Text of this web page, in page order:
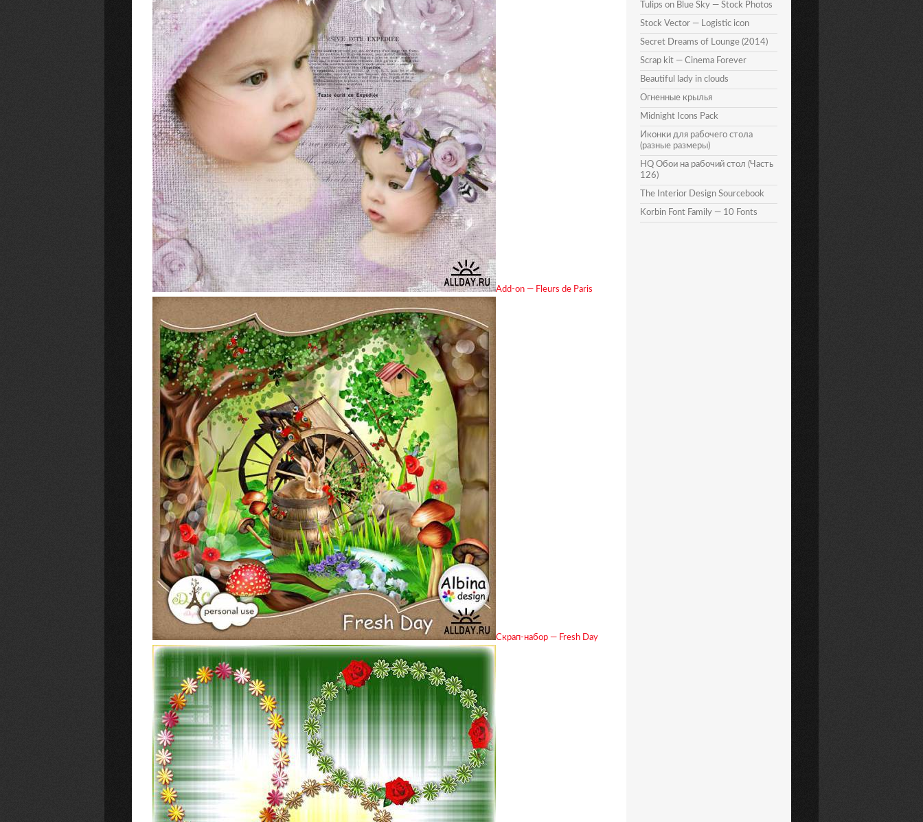
Add-on — Fleurs de Paris
Скрап-набор — Fresh Day
Tulips on Blue Sky — Stock Photos
Stock Vector — Logistic icon
Secret Dreams of Lounge (2014)
Scrap kit — Cinema Forever
Beautiful lady in clouds
Огненные крылья
Midnight Icons Pack
Иконки для рабочего стола
(разные размеры)
HQ Обои на рабочий стол (Часть
126)
The Interior Design Sourcebook
Korbin Font Family — 10 Fonts